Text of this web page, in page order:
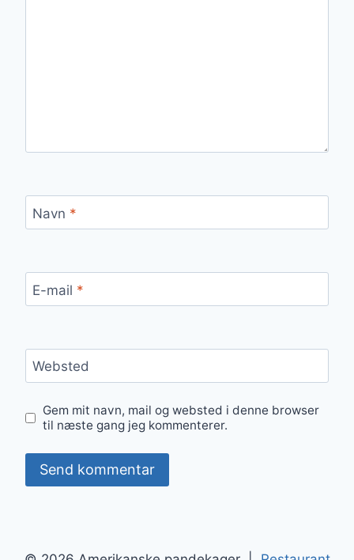
Navn *
E-mail *
Websted
Gem mit navn, mail og websted i denne browser
til næste gang jeg kommenterer.